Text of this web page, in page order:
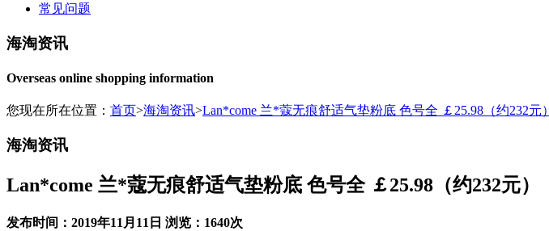
常见问题
海淘资讯
Overseas online shopping information
您现在所在位置： 首页>海淘资讯>Lan*come 兰*蔻无痕舒适气垫粉底 色号全 ￡25.98（约232元）
海淘资讯
Lan*come 兰*蔻无痕舒适气垫粉底 色号全 ￡25.98（约232元）
发布时间：2019年11月11日 浏览：1640次